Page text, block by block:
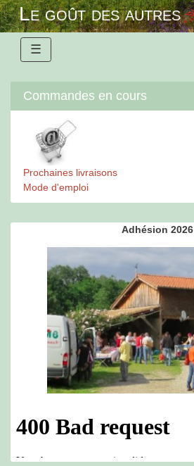
Skip
to
content
Le goût des autres
☰
Commandes en cours
Prochaines livraisons
Mode d'emploi
Adhésion 2026